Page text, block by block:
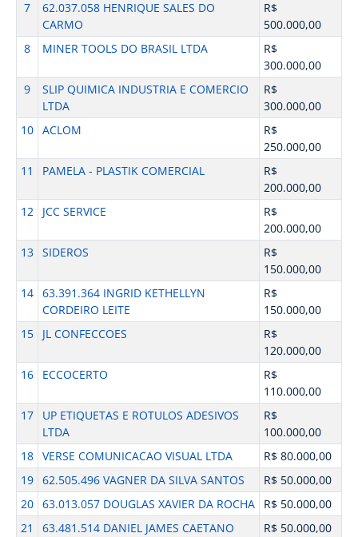
7
62.037.058 HENRIQUE SALES DO
CARMO
R$
500.000,00
8
MINER TOOLS DO BRASIL LTDA
R$
300.000,00
9
SLIP QUIMICA INDUSTRIA E COMERCIO
LTDA
R$
300.000,00
10 ACLOM
R$
250.000,00
11
PAMELA - PLASTIK COMERCIAL
R$
200.000,00
12
JCC SERVICE
R$
200.000,00
13 SIDEROS
R$
150.000,00
14 63.391.364 INGRID KETHELLYN
CORDEIRO LEITE
R$
150.000,00
15
JL CONFECCOES
R$
120.000,00
16
ECCOCERTO
R$
110.000,00
17
UP ETIQUETAS E ROTULOS ADESIVOS
LTDA
R$
100.000,00
18 VERSE COMUNICACAO VISUAL LTDA
R$ 80.000,00
19 62.505.496 VAGNER DA SILVA SANTOS
R$ 50.000,00
20 63.013.057 DOUGLAS XAVIER DA ROCHA
R$ 50.000,00
21
63.481.514 DANIEL JAMES CAETANO
R$ 50.000,00